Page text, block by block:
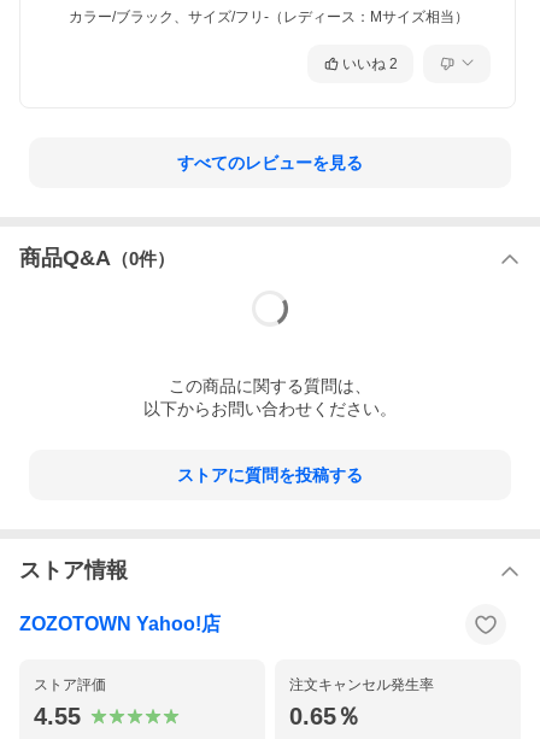
カラー/ブラック、サイズ/フリ-（レディース：Mサイズ相当）
いいね 2
すべてのレビューを見る
商品Q&A （0件）
この商品に関する質問は、
以下からお問い合わせください。
ストアに質問を投稿する
ストア情報
ZOZOTOWN Yahoo!店
ストア評価
4.55
注文キャンセル発生率
0.65％